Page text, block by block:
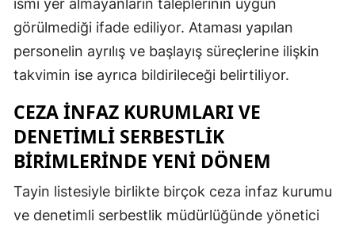
görülmediği ifade ediliyor. Ataması yapılan
personelin ayrılış ve başlayış süreçlerine ilişkin
takvimin ise ayrıca bildirileceği belirtiliyor.
CEZA İNFAZ KURUMLARI VE
DENETIMLI SERBESTLIK
BIRIMLERINDE YENI DÖNEM
Tayin listesiyle birlikte birçok ceza infaz kurumu
ve denetimli serbestlik müdürlüğünde yönetici